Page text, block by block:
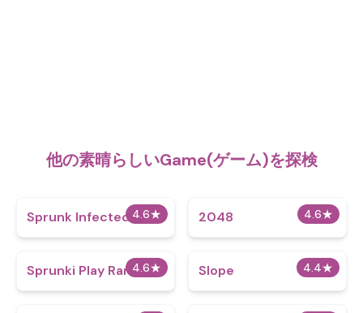
他の素晴らしいGame(ゲーム)を探検
4.6★
Sprunk Infected 3 4.6★
2048
4.6★
Sprunki Play Random 4.4★
Slope